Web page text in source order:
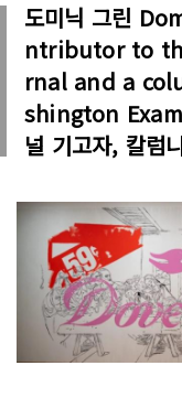
도미닉 그린
ntributor to
rnal and a
shington
널 기고자, 칼럼